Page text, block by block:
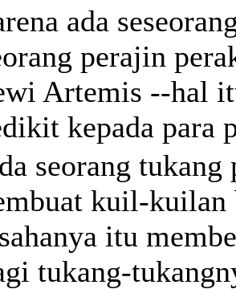
ada
perajin
Artemis --hal
kepada para
seorang
kuil-kuilan
itu
tukang-